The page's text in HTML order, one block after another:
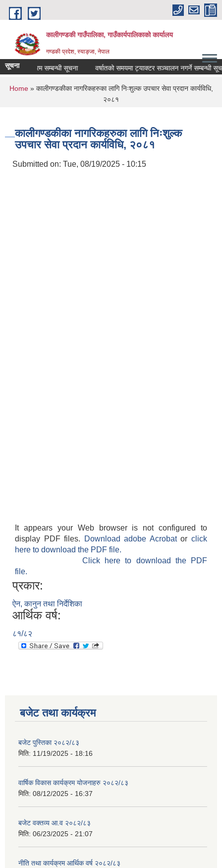
Skip to main content
कालीगण्डकी गाउँपालिका, गाउँकार्यपालिकाको कार्यालय
गण्डकी प्रदेश, स्याङ्जा, नेपाल
सूचनाकार्यक्रम सम्बन्धी सूचना वर्षातको समयमा ट्याक्टर सञ्चालन नगर्ने सम्बन्धी सूचना
You are here
Home» कालीगण्डकीका नागरिकहरुका लागि निःशुल्क उपचार सेवा प्रदान कार्यविधि,
२०८१
कालीगण्डकीका नागरिकहरुका लागि निःशुल्क
उपचार सेवा प्रदान कार्यविधि, २०८१
Submitted on: Tue, 08/19/2025 - 10:15
It appears your Web browser is not configured to
display PDF files.
Download adobe Acrobatorclick
here to download the PDF file.
Click here to download the PDF
file.
प्रकार:
ऐन, कानुन तथा निर्देशिका
आर्थिक वर्ष:
८१/८२
बजेट तथा कार्यक्रम
बजेट पुस्तिका २०८२/८३
मिति: 11/19/2025 - 18:16
वार्षिक विकास कार्यक्रम योजनाहरु २०८२/८३
मिति: 08/12/2025 - 16:37
बजेट वक्तव्य आ.व २०८२/८३
मिति: 06/23/2025 - 21:07
नीति तथा कार्यक्रम आर्थिक वर्ष २०८२/८३